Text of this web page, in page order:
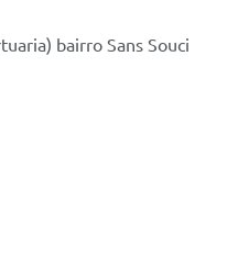
bairro Sans Souci